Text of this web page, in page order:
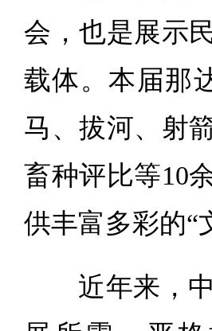
会，也是展示
载体。本届那
马、拔河、射
畜种评比等10
供丰富多彩的“
近年来，